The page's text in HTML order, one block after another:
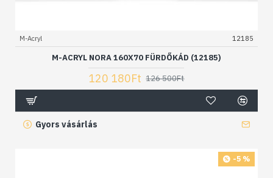
M-Acryl 12185
M-ACRYL NORA 160X70 FÜRDŐKÁD (12185)
120 180Ft 126 500Ft
Gyors vásárlás
-5 %